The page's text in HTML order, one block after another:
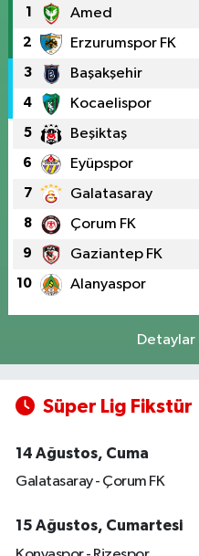
1 Amed
2 Erzurumspor FK
3 Başakşehir
4 Kocaelispor
5 Beşiktaş
6 Eyüpspor
7 Galatasaray
8 Çorum FK
9 Gaziantep FK
10 Alanyaspor
Detaylar
Süper Lig Fikstür
14 Ağustos, Cuma
Galatasaray - Çorum FK
15 Ağustos, Cumartesi